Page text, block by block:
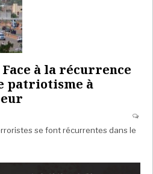
Face à la récurrence
patriotisme à
se font récurrentes dans le